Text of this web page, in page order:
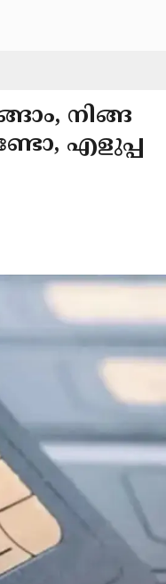
നിങ്ങ
എളുപ്പ